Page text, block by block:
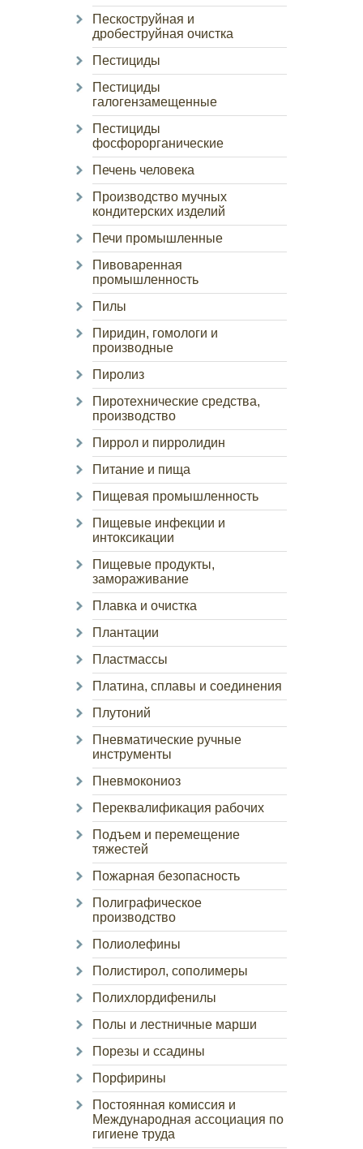
Пескоструйная и
дробеструйная очистка
Пестициды
Пестициды
галогензамещенные
Пестициды
фосфорорганические
Печень человека
Производство мучных
кондитерских изделий
Печи промышленные
Пивоваренная
промышленность
Пилы
Пиридин, гомологи и
производные
Пиролиз
Пиротехнические средства,
производство
Пиррол и пирролидин
Питание и пища
Пищевая промышленность
Пищевые инфекции и
интоксикации
Пищевые продукты,
замораживание
Плавка и очистка
Плантации
Пластмассы
Платина, сплавы и соединения
Плутоний
Пневматические ручные
инструменты
Пневмокониоз
Переквалификация рабочих
Подъем и перемещение
тяжестей
Пожарная безопасность
Полиграфическое
производство
Полиолефины
Полистирол, сополимеры
Полихлордифенилы
Полы и лестничные марши
Порезы и ссадины
Порфирины
Постоянная комиссия и
Международная ассоциация по
гигиене труда